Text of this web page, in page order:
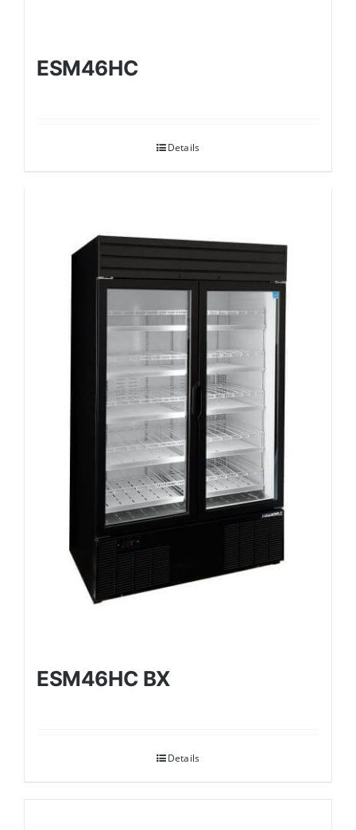
ESM46HC
Details
ESM46HC BX
Details